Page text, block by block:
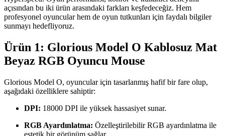
açısından bu iki ürün arasındaki farkları keşfedeceğiz. Hem
profesyonel oyuncular hem de oyun tutkunları için faydalı bilgiler
sunmayı hedefliyoruz.
Ürün 1: Glorious Model O Kablosuz Mat
Beyaz RGB Oyuncu Mouse
Glorious Model O, oyuncular için tasarlanmış hafif bir fare olup,
aşağıdaki özelliklere sahiptir:
DPI: 18000 DPI ile yüksek hassasiyet sunar.
RGB Ayardınlatma: Özelleştirilebilir RGB ayardınlatma ile
estetik bir görünüm sağlar.